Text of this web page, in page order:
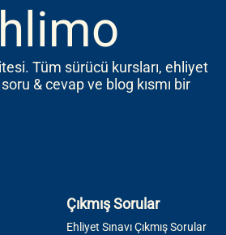
Tüm sürücü kursları, ehliyet
& cevap ve blog kısmı bir
Çıkmış Sorular
Ehliyet Sınavı Çıkmış Sorular